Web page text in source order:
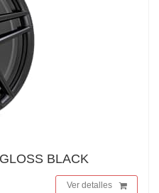
BLACK
Ver detalles